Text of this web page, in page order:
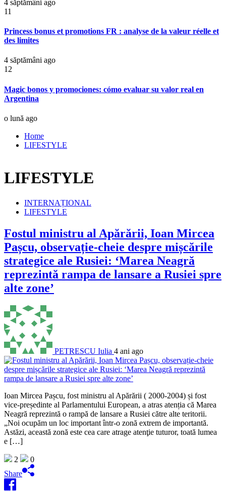
4 săptămâni ago
11
Princess bonus et promotions FR : analyse de la valeur réelle et
des limites
4 săptămâni ago
12
Magic bonos y promociones: cómo evaluar su valor real en
Argentina
o lună ago
Home
LIFESTYLE
LIFESTYLE
INTERNAȚIONAL
LIFESTYLE
Fostul ministru al Apărării, Ioan Mircea
Pașcu, observație-cheie despre mișcările
strategice ale Rusiei: ‘Marea Neagră
reprezintă rampa de lansare a Rusiei spre
alte zone’
PETRESCU Iulia 4 ani ago
Ioan Mircea Pașcu, fost ministru al Apărării ( 2000-2004) și fost
vice-președinte al Parlamentului European, a atras atenția că Marea
Neagră reprezintă o rampă de lansare a Rusiei către alte teritorii.
„Noi ocupăm un loc important într-o zonă extrem de importantă.
Astăzi, această zonă este cea care atrage atenţie tuturor, toată lumea
e […]
2
0
Share